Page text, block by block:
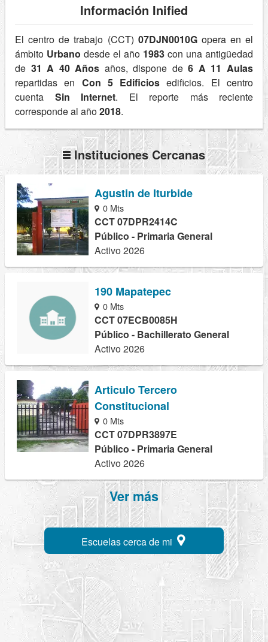
Información Inified
El centro de trabajo (CCT) 07DJN0010Gopera en el
ámbito Urbano desde el año 1983 con una antigüedad
de 31 A 40 Años años, dispone de6 A 11 Aulas
repartidas en Con 5 Edificios edificios. El centro
cuenta Sin Internet. El reporte más reciente
corresponde al año2018.
Instituciones Cercanas
Agustin de Iturbide
0 Mts
CCT 07DPR2414C
Público - Primaria General
Activo 2026
190 Mapatepec
0 Mts
CCT 07ECB0085H
Público - Bachillerato General
Activo 2026
Articulo Tercero
Constitucional
0 Mts
CCT 07DPR3897E
Público - Primaria General
Activo 2026
Ver más
Escuelas cerca de mi